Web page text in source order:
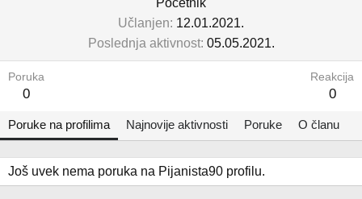
Početnik
Učlanjen 12.01.2021.
Poslednja aktivnost 05.05.2021.
Poruka
0
Reakcija
0
Poruke na profilima Najnovije aktivnosti Poruke O članu
Još uvek nema poruka na Pijanista90 profilu.